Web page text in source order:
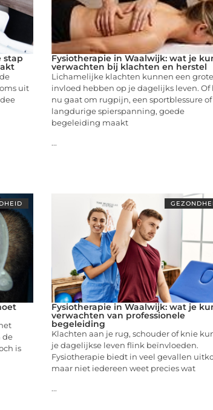
stap
uit
Fysiotherapie in Waalwijk: wat je
verwachten bij klachten en herstel
Lichamelijke klachten kunnen een grote
invloed hebben op je dagelijks leven. Of
nu gaat om rugpijn, een sportblessure of
langdurige spierspanning, goede
begeleiding maakt
...
de
is
Fysiotherapie in Waalwijk: wat je
verwachten van professionele
begeleiding
Klachten aan je rug, schouder of knie
je dagelijkse leven flink beïnvloeden.
Fysiotherapie biedt in veel gevallen
maar niet iedereen weet precies wat
...